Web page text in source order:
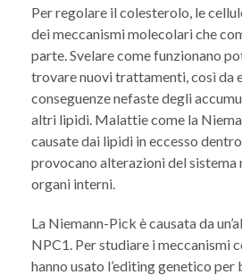
Per regolare il colesterolo, le
dei meccanismi molecolari che
parte. Svelare come funzionano
trovare nuovi trattamenti, così da
conseguenze nefaste degli
altri lipidi. Malattie come la
causate dai lipidi in eccesso
provocano alterazioni del sistema
organi interni.
La Niemann-Pick è causata da
NPC1. Per studiare i meccanismi
hanno usato l’editing genetico per